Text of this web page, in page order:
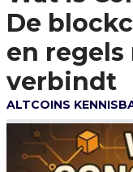
De
en regels
verbindt
ALTCOINS